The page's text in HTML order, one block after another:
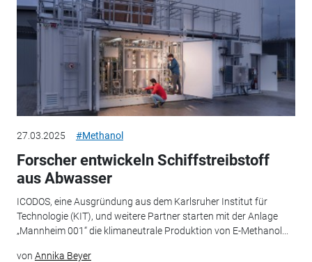
27.03.2025 #Methanol
Forscher entwickeln Schiffstreibstoff
aus Abwasser
ICODOS, eine Ausgründung aus dem Karlsruher Institut für
Technologie (KIT), und weitere Partner starten mit der Anlage
„Mannheim 001“ die klimaneutrale Produktion von E-Methanol...
von Annika Beyer